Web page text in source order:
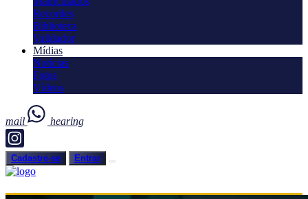
Recordes
Biblioteca
Validador
Mídias
Notícias
Fotos
Vídeos
mail hearing
Cadastre-se Entrar